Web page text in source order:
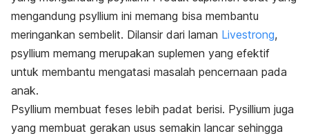
mengandung psyllium ini memang bisa membantu
meringankan sembelit. Dilansir dari laman Livestrong,
psyllium memang merupakan suplemen yang efektif
untuk membantu mengatasi masalah pencernaan pada
anak.
Psyllium membuat feses lebih padat berisi. Pysillium juga
yang membuat gerakan usus semakin lancar sehingga